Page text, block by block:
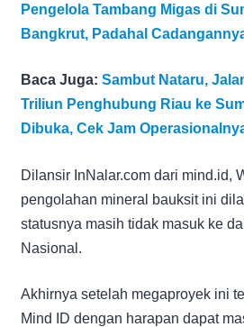
Pengelola Tambang Migas di
Bangkrut, Padahal
Baca Juga: Sambut Nataru,
Triliun Penghubung Riau ke
Dibuka, Cek Jam
Dilansir InNalar.com dari mind.id,
pengolahan mineral bauksit ini
statusnya masih tidak masuk ke
Nasional.
Akhirnya setelah megaproyek ini
Mind ID dengan harapan dapat